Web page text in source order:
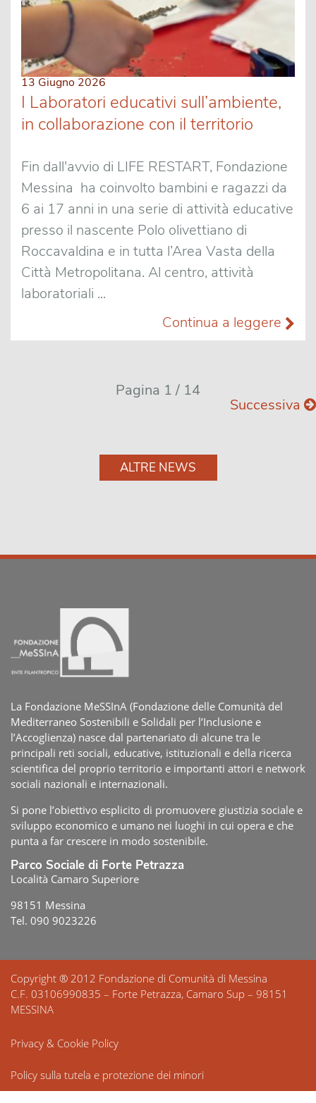
13 Giugno 2026
I Laboratori educativi sull’ambiente,
in collaborazione con il territorio
Fin dall'avvio di LIFE RESTART, Fondazione
Messina ha coinvolto bambini e ragazzi da
6 ai 17 anni in una serie di attività educative
presso il nascente Polo olivettiano di
Roccavaldina e in tutta l’Area Vasta della
Città Metropolitana. Al centro, attività
laboratoriali ...
Continua a leggere
Pagina 1 / 14
Successiva
ALTRE NEWS
La Fondazione MeSSInA (Fondazione delle Comunità del
Mediterraneo Sostenibili e Solidali per l’Inclusione e
l’Accoglienza) nasce dal partenariato di alcune tra le
principali reti sociali, educative, istituzionali e della ricerca
scientifica del proprio territorio e importanti attori e network
sociali nazionali e internazionali.
Si pone l’obiettivo esplicito di promuovere giustizia sociale e
sviluppo economico e umano nei luoghi in cui opera e che
punta a far crescere in modo sostenibile.
Parco Sociale di Forte Petrazza
Località Camaro Superiore
98151 Messina
Tel. 090 9023226
Copyright ® 2012 Fondazione di Comunità di Messina
C.F. 03106990835 – Forte Petrazza, Camaro Sup – 98151
MESSINA
Privacy & Cookie Policy
Policy sulla tutela e protezione dei minori